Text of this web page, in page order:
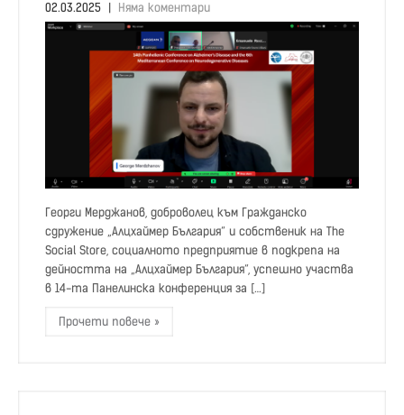
02.03.2025 Няма коментари
Георги Мерджанов, доброволец към Гражданско
сдружение „Алцхаймер България“ и собственик на The
Social Store, социалното предприятие в подкрепа на
дейността на „Алцхаймер България“, успешно участва
в 14-та Панелинска конференция за […]
Прочети повече »